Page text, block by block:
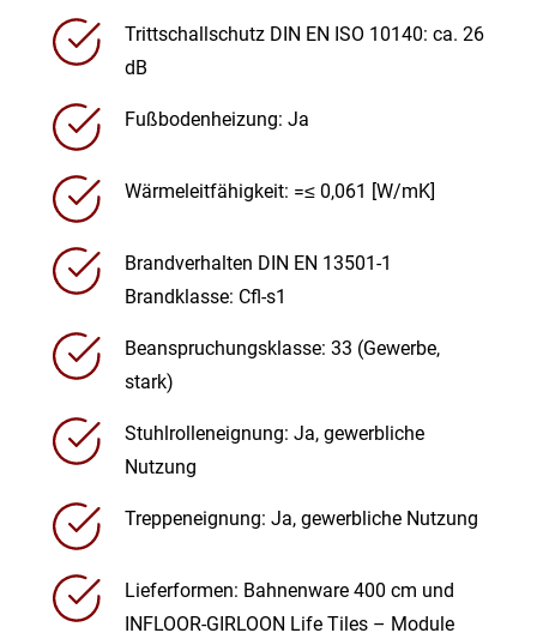
Trittschallschutz DIN EN ISO 10140: ca. 26
dB
Fußbodenheizung: Ja
Wärmeleitfähigkeit: =≤ 0,061 [W/mK]
Brandverhalten DIN EN 13501-1
Brandklasse: Cfl-s1
Beanspruchungsklasse: 33 (Gewerbe,
stark)
Stuhlrolleneignung: Ja, gewerbliche
Nutzung
Treppeneignung: Ja, gewerbliche Nutzung
Lieferformen: Bahnenware 400 cm und
INFLOOR-GIRLOON Life Tiles – Module